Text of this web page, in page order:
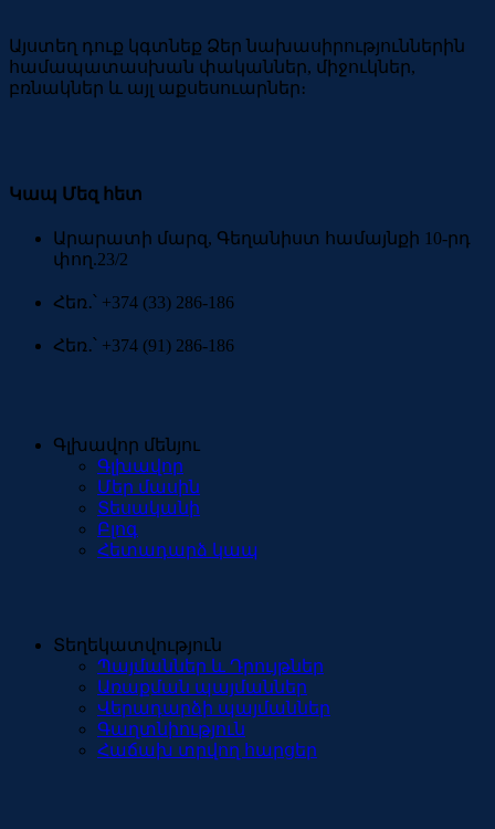
Այստեղ դուք կգտնեք Ձեր նախասիրություններին
համապատասխան փականներ, միջուկներ,
բռնակներ և այլ աքսեսուարներ։
Կապ Մեզ հետ
Արարատի մարզ, Գեղանիստ համայնքի 10-րդ
փող.23/2
Հեռ․՝ +374 (33) 286-186
Հեռ․՝ +374 (91) 286-186
Գլխավոր մենյու
Գլխավոր
Մեր մասին
Տեսականի
Բլոգ
Հետադարձ կապ
Տեղեկատվություն
Պայմաններ և Դրույթներ
Առաքման պայմաններ
Վերադարձի պայմաններ
Գաղտնիություն
Հաճախ տրվող հարցեր